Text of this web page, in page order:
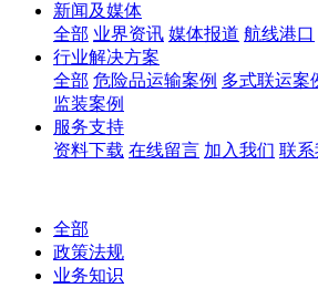
新闻及媒体
全部 业界资讯 媒体报道 航线港口
行业解决方案
全部 危险品运输案例 多式联运案
监装案例
服务支持
资料下载 在线留言 加入我们 联系
全部
政策法规
业务知识